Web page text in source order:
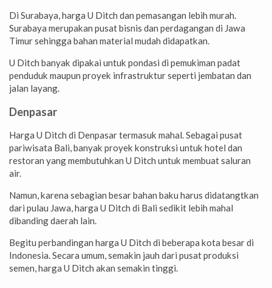
Di Surabaya, harga U Ditch dan pemasangan lebih murah.
Surabaya merupakan pusat bisnis dan perdagangan di Jawa
Timur sehingga bahan material mudah didapatkan.
U Ditch banyak dipakai untuk pondasi di pemukiman padat
penduduk maupun proyek infrastruktur seperti jembatan dan
jalan layang.
Denpasar
Harga U Ditch di Denpasar termasuk mahal. Sebagai pusat
pariwisata Bali, banyak proyek konstruksi untuk hotel dan
restoran yang membutuhkan U Ditch untuk membuat saluran
air.
Namun, karena sebagian besar bahan baku harus didatangtkan
dari pulau Jawa, harga U Ditch di Bali sedikit lebih mahal
dibanding daerah lain.
Begitu perbandingan harga U Ditch di beberapa kota besar di
Indonesia. Secara umum, semakin jauh dari pusat produksi
semen, harga U Ditch akan semakin tinggi.